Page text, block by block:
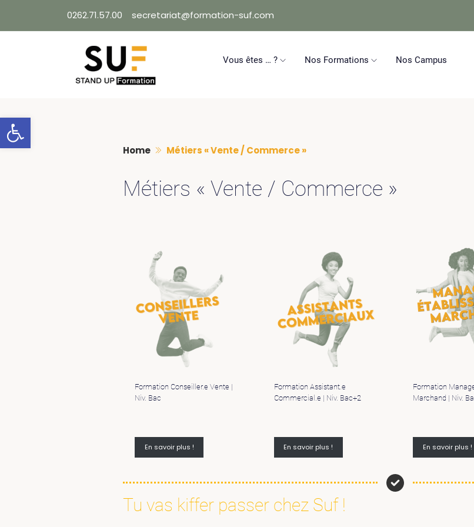
to
0262.71.57.00 secretariat@formation-suf.com
Vous êtes … ? Nos Formations Nos Campus
Home Métiers « Vente / Commerce »
Métiers « Vente / Commerce »
Formation Conseiller.e Vente |
Niv. Bac
En savoir plus !
Formation Assistant.e
Commercial.e | Niv. Bac+2
En savoir plus !
Formation
Marchand | Niv.
En savoir plus !
Tu vas kiffer passer chez Suf !
Ouvrir la barre d’outils